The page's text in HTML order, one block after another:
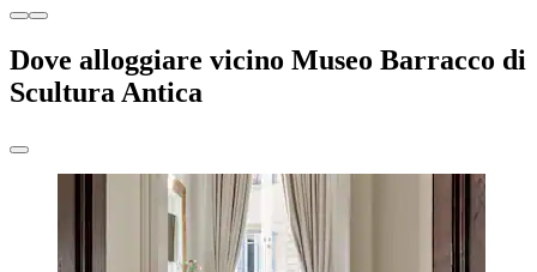
Dove alloggiare vicino Museo Barracco di
Scultura Antica